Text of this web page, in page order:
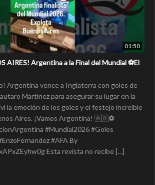
01:50
AIRES! Argentina a la Final del Mundial ⚽El
Argentina vence a Inglaterra con goles de
Martínez para asegurar su lugar en la
la emoción de los goles y el festejo increíble
Aires. ¡Vamos Argentina! 🇦🇷⚽
#Mundial2026 #Goles
#AFA By
Esta revista no recibe […]